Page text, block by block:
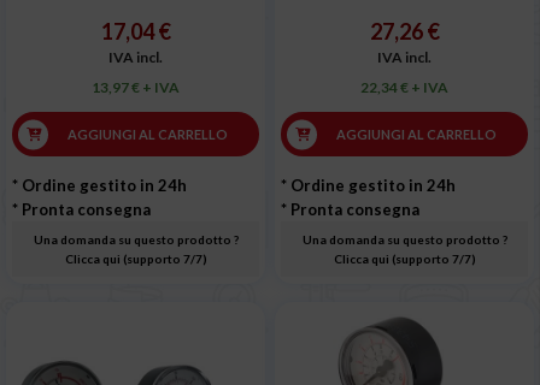
17,04 €
IVA incl.
13,97 € + IVA
AGGIUNGI AL CARRELLO
* Ordine gestito in 24h
* Pronta consegna
Una domanda su questo prodotto ?
Clicca qui (supporto 7/7)
27,26 €
IVA incl.
22,34 € + IVA
AGGIUNGI AL CARRELLO
* Ordine gestito in 24h
* Pronta consegna
Una domanda su questo prodotto ?
Clicca qui (supporto 7/7)